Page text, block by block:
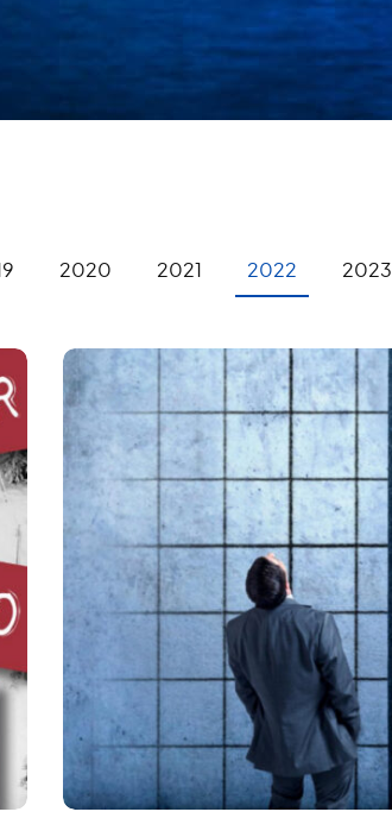
2020 2021 2022 2023
2022 AUTOMNE